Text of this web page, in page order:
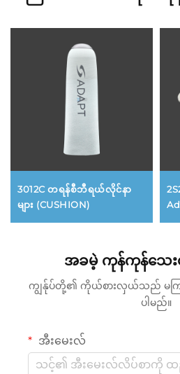
3012C တရန်စီဘီရယ်လိုင်နာ
များ (CUSHION)
အခမဲ့ ကုန်ကုန်သေး
ကျွန်ုပ်တို့၏ ကိုယ်စားလှယ်သည် မ
ပါမည်။
အီးမေးလ်